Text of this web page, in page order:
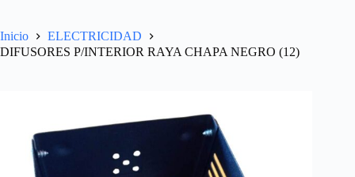
Inicio
ELECTRICIDAD
DIFUSORES P/INTERIOR RAYA CHAPA NEGRO (12)